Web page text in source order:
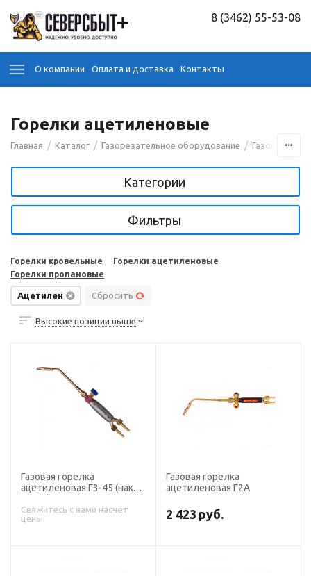
8 (3462) 55-53-08
О компании Оплата и доставка Контакты
Горелки ацетиленовые
Главная / Каталог / Газорезательное оборудование / Газовые
Категории
Фильтры
Горелки кровельные
Горелки ацетиленовые
Горелки пропановые
Ацетилен Сбросить
Высокие позиции выше
Газовая горелка
ацетиленовая Г3-45 (нак.
Свяжитесь с нами насчёт
цены
Газовая горелка
ацетиленовая Г2А
2 423 руб.